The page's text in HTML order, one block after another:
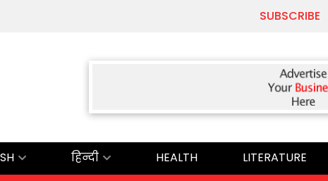
SUBSCRIBE
हिन्दी HEALTH LITERATURE